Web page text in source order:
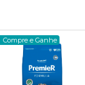
Compre e Ganhe